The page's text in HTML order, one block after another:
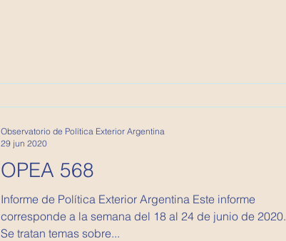
OPEA 568
Informe de Política Exterior Argentina Este informe
corresponde a la semana del 18 al 24 de junio de 2020.
Se tratan temas sobre...
Observatorio de Política Exterior Argentina
29 jun 2020